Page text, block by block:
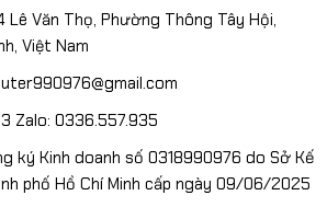
Văn Thọ, Phường Thông Tây Hội,
Việt Nam
Zalo: 0336.557.935
ký Kinh doanh số 0318990976 do Sở Kế
phố Hồ Chí Minh cấp ngày 09/06/2025